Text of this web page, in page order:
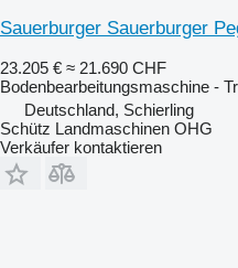
Sauerburger Sauerburger
23.205 € ≈ 21.690 CHF
Bodenbearbeitungsmaschine -
Deutschland, Schierling
Schütz Landmaschinen OHG
Verkäufer kontaktieren